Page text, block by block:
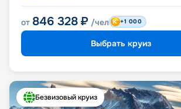
от 846 328 ₽ /чел +1 000
Выбрать круиз
Безвизовый круиз